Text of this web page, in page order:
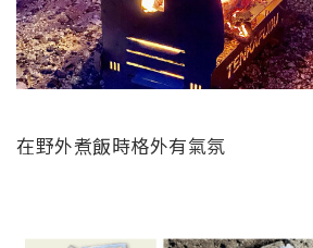
在野外煮飯時格外有氣氛